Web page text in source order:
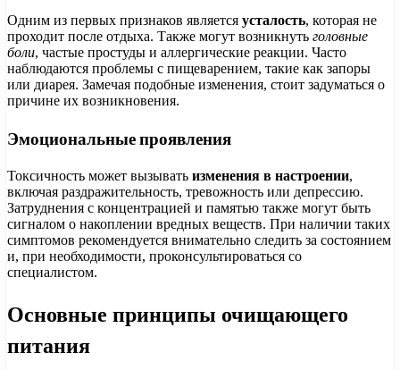
Одним из первых признаков является усталость, которая не
проходит после отдыха. Также могут возникнуть головные
боли, частые простуды и аллергические реакции. Часто
наблюдаются проблемы с пищеварением, такие как запоры
или диарея. Замечая подобные изменения, стоит задуматься о
причине их возникновения.
Эмоциональные проявления
Токсичность может вызывать изменения в настроении,
включая раздражительность, тревожность или депрессию.
Затруднения с концентрацией и памятью также могут быть
сигналом о накоплении вредных веществ. При наличии таких
симптомов рекомендуется внимательно следить за состоянием
и, при необходимости, проконсультироваться со
специалистом.
Основные принципы очищающего
питания